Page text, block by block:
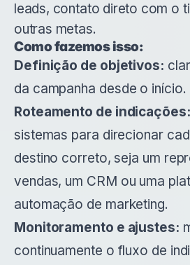
leads, contato direto com o
outras metas.
Como fazemos isso:
Definição de objetivos:
da campanha desde o início.
Roteamento de indicações:
sistemas para direcionar
destino correto, seja um
vendas, um CRM ou uma
automação de marketing.
Monitoramento e ajustes:
continuamente o fluxo de